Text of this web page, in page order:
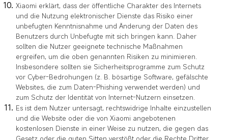
Xiaomi erklärt, dass der öffentliche Charakter des Internets
und die Nutzung elektronischer Dienste das Risiko einer
unbefugten Kenntnisnahme und Änderung der Daten des
Benutzers durch Unbefugte mit sich bringen kann. Daher
sollten die Nutzer geeignete technische Maßnahmen
ergreifen, um die oben genannten Risiken zu minimieren.
Insbesondere sollten sie Sicherheitsprogramme zum Schutz
vor Cyber-Bedrohungen (z. B. bösartige Software, gefälschte
Websites, die zum Daten-Phishing verwendet werden) und
zum Schutz der Identität von Internet-Nutzern einsetzen.
Es ist dem Nutzer untersagt, rechtswidrige Inhalte einzustellen
und die Website oder die von Xiaomi angebotenen
kostenlosen Dienste in einer Weise zu nutzen, die gegen das